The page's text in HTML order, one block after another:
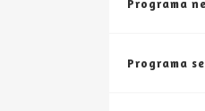
Programa
Programa